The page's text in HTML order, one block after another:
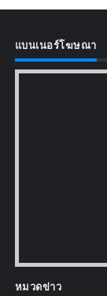
แบนเนอร์โฆษณา
หมวดข่าว